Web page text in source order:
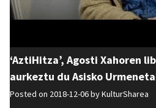
‘AztiHitza’, Agosti Xahoren
aurkeztu du Asisko
Posted on 2018-12-06 byKulturSharea